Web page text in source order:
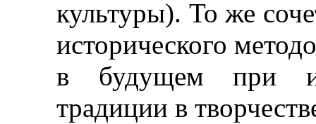
культуры). То же
исторического
в будущем при
традиции в